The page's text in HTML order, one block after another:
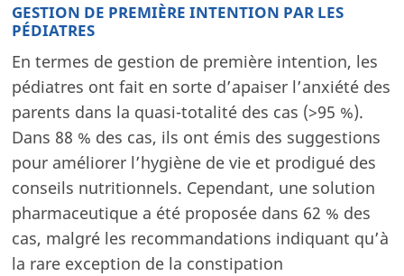
GESTION DE PREMIÈRE INTENTION PAR LES
PÉDIATRES
En termes de gestion de première intention, les
pédiatres ont fait en sorte d’apaiser l’anxiété des
parents dans la quasi-totalité des cas (>95 %).
Dans 88 % des cas, ils ont émis des suggestions
pour améliorer l’hygiène de vie et prodigué des
conseils nutritionnels. Cependant, une solution
pharmaceutique a été proposée dans 62 % des
cas, malgré les recommandations indiquant qu’à
la rare exception de la constipation